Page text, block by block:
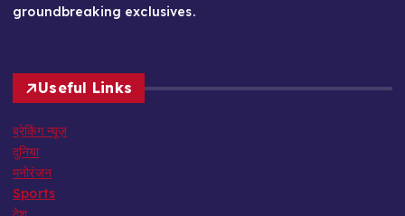
groundbreaking exclusives.
Useful Links
ब्रेकिंग न्यूज़
दुनिया
मनोरंजन
Sports